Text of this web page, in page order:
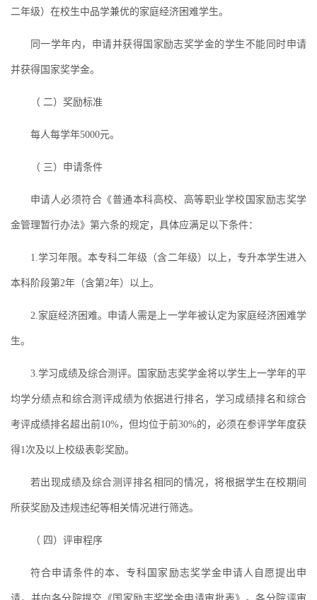
二年级）在校生中品学兼优的家庭经济困难学生。
同一学年内，申请并获得国家励志奖学金的学生不能同时申请
并获得国家奖学金。
（ 二）奖励标准
每人每学年5000元。
（ 三）申请条件
申请人必须符合《普通本科高校、高等职业学校国家励志奖学
金管理暂行办法》第六条的规定，具体应满足以下条件：
1.学习年限。本专科二年级（含二年级）以上，专升本学生进入
本科阶段第2年（含第2年）以上。
2.家庭经济困难。申请人需是上一学年被认定为家庭经济困难学
生。
3.学习成绩及综合测评。国家励志奖学金将以学生上一学年的平
均学分绩点和综合测评成绩为依据进行排名，学习成绩排名和综合
考评成绩排名超出前10%，但均位于前30%的，必须在参评学年度获
得1次及以上校级表彰奖励。
若出现成绩及综合测评排名相同的情况，将根据学生在校期间
所获奖励及违规违纪等相关情况进行筛选。
（ 四）评审程序
符合申请条件的本、专科国家励志奖学金申请人自愿提出申